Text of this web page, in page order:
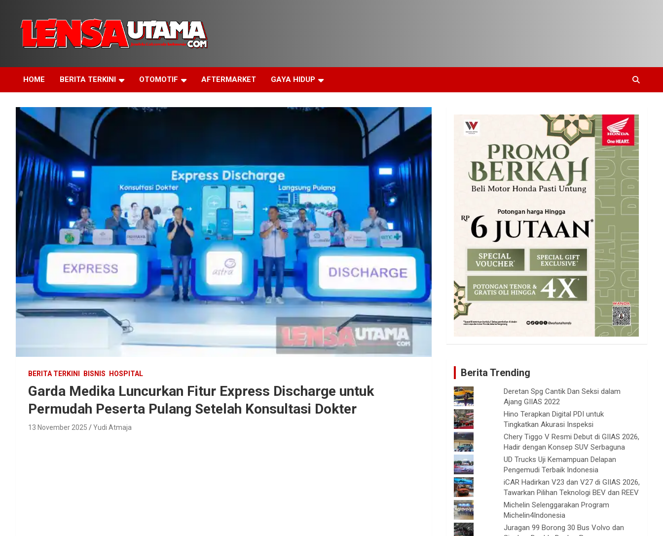
content
LensaUtama
HOME BERITA TERKINI OTOMOTIF AFTERMARKET GAYA HIDUP
BERITA TERKINI BISNIS HOSPITAL
Garda Medika Luncurkan Fitur Express Discharge untuk
Permudah Peserta Pulang Setelah Konsultasi Dokter
13 November 2025 Yudi Atmaja
Berita Trending
Deretan Spg Cantik Dan Seksi dalam
Ajang GIIAS 2022
Hino Terapkan Digital PDI untuk
Tingkatkan Akurasi Inspeksi
Chery Tiggo V Resmi Debut di GIIAS 2026,
Hadir dengan Konsep SUV Serbaguna
UD Trucks Uji Kemampuan Delapan
Pengemudi Terbaik Indonesia
iCAR Hadirkan V23 dan V27 di GIIAS 2026,
Tawarkan Pilihan Teknologi BEV dan REEV
Michelin Selenggarakan Program
Michelin4Indonesia
Juragan 99 Borong 30 Bus Volvo dan